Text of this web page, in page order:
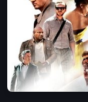
sưu
tập